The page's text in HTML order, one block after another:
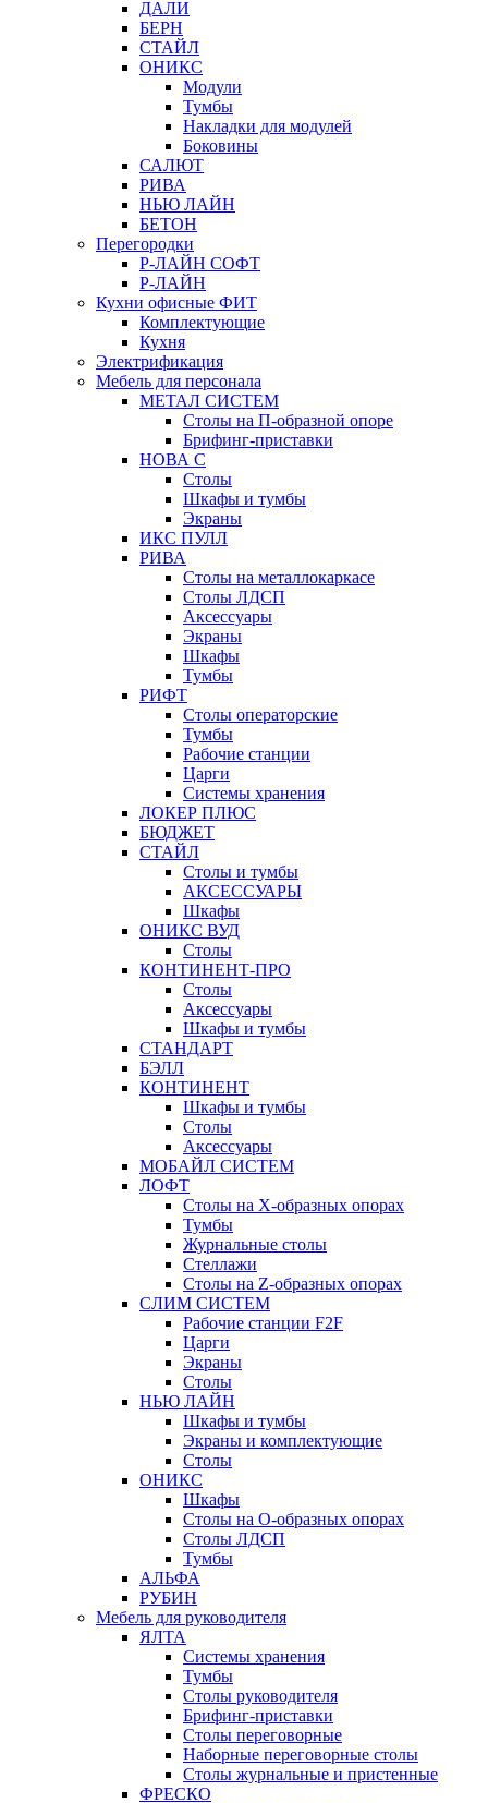
ДАЛИ
БЕРН
СТАЙЛ
ОНИКС
Модули
Тумбы
Накладки для модулей
Боковины
САЛЮТ
РИВА
НЬЮ ЛАЙН
БЕТОН
Перегородки
Р-ЛАЙН СОФТ
Р-ЛАЙН
Кухни офисные ФИТ
Комплектующие
Кухня
Электрификация
Мебель для персонала
МЕТАЛ СИСТЕМ
Столы на П-образной опоре
Брифинг-приставки
НОВА С
Столы
Шкафы и тумбы
Экраны
ИКС ПУЛЛ
РИВА
Столы на металлокаркасе
Столы ЛДСП
Аксессуары
Экраны
Шкафы
Тумбы
РИФТ
Столы операторские
Тумбы
Рабочие станции
Царги
Системы хранения
ЛОКЕР ПЛЮС
БЮДЖЕТ
СТАЙЛ
Столы и тумбы
АКСЕССУАРЫ
Шкафы
ОНИКС ВУД
Столы
КОНТИНЕНТ-ПРО
Столы
Аксессуары
Шкафы и тумбы
СТАНДАРТ
БЭЛЛ
КОНТИНЕНТ
Шкафы и тумбы
Столы
Аксессуары
МОБАЙЛ СИСТЕМ
ЛОФТ
Столы на Х-образных опорах
Тумбы
Журнальные столы
Стеллажи
Столы на Z-образных опорах
СЛИМ СИСТЕМ
Рабочие станции F2F
Царги
Экраны
Столы
НЬЮ ЛАЙН
Шкафы и тумбы
Экраны и комплектующие
Столы
ОНИКС
Шкафы
Столы на О-образных опорах
Столы ЛДСП
Тумбы
АЛЬФА
РУБИН
Мебель для руководителя
ЯЛТА
Системы хранения
Тумбы
Столы руководителя
Брифинг-приставки
Столы переговорные
Наборные переговорные столы
Столы журнальные и пристенные
ФРЕСКО